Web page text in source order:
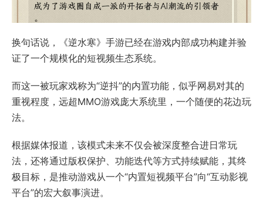
换句话说，《逆水寒》手游已经在游戏内部成功构建并验
证了一个规模化的短视频生态系统。
而这一被玩家戏称为“逆抖”的内置功能，似乎网易对其的
重视程度，远超MMO游戏庞大系统里，一个随便的花边玩
法。
根据媒体报道，该模式未来不仅会被深度整合进日常玩
法，还将通过版权保护、功能迭代等方式持续赋能，其终
极目标，是推动游戏从一个“内置短视频平台”向“互动影视
平台”的宏大叙事演进。